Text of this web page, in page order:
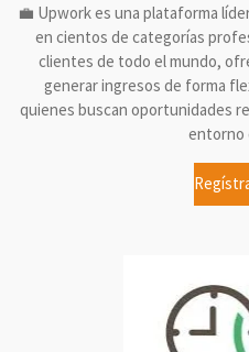
💼 Upwork es una plataforma
en cientos de categorías
clientes de todo el mundo,
generar ingresos de forma
quienes buscan oportunidades
entorno